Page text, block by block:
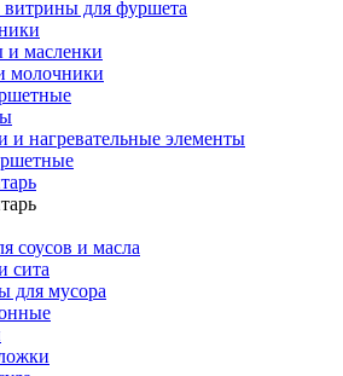
для фуршета
масленки
молочники
нагревательные элементы
соусов и масла
сита
для мусора